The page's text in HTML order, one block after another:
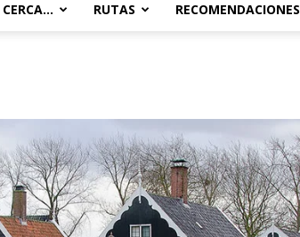
CERCA… RUTAS RECOMENDACIONES